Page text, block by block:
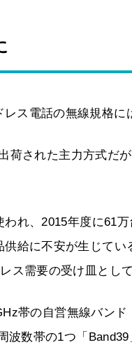
ス電話の無線規格に
荷された主力方式だ
れ、2015年度に61
給に不安が生じて
ス需要の受け皿とし
帯の自営無線バン
波数帯の1つ「